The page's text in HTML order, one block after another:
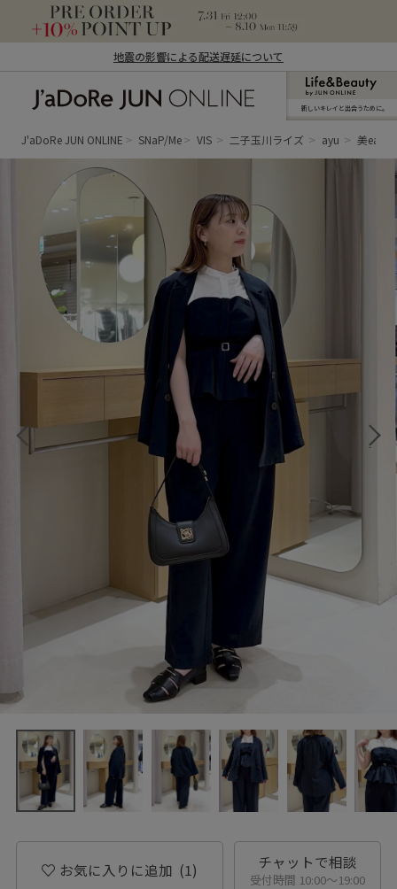
地震の影響による配送遅延について
ン オンライン）
新しいキレイと出合うために。
J'aDoRe JUN ONLINE SNaP/Me VIS 二子玉川ライズ ayu 美easy
お気に入りに追加 (1) チャットで相談
受付時間 10:00〜19:00